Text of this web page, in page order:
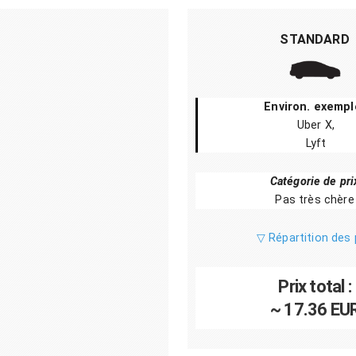
STANDARD
Environ.
Uber X,
Lyft
Catégorie de
Pas très chère
▽ Répartition des
Prix total :
~ 17.36